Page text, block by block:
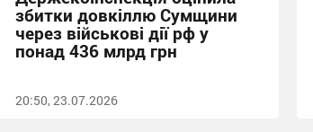
збитки довкіллю Сумщини
через військові дії рф у
понад 436 млрд грн
20:50, 23.07.2026